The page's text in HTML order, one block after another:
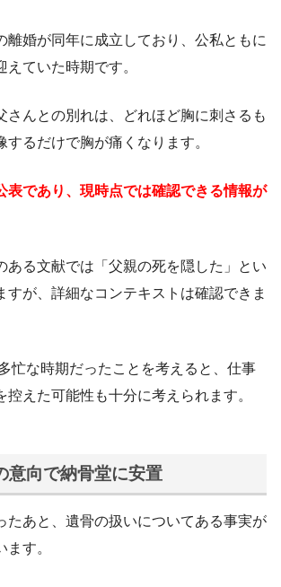
離婚が同年に成立しており、公私ともに
えていた時期です。
さんとの別れは、どれほど胸に刺さるも
するだけで胸が痛くなります。
表であり、現時点では確認できる情報が
ある文献では「父親の死を隠した」とい
すが、詳細なコンテキストは確認できま
忙な時期だったことを考えると、仕事
控えた可能性も十分に考えられます。
意向で納骨堂に安置
たあと、遺骨の扱いについてある事実が
す。